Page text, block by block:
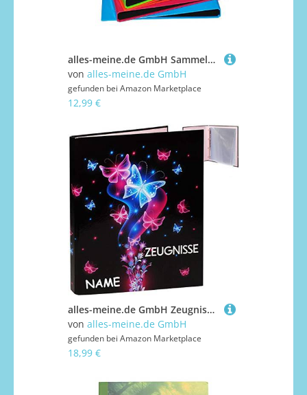
alles-meine.de GmbH Sammelordner/Ringbuch Zeugnisse incl. Namen - BLAU A4 für Dokumente/Zeugnis/Zeugnisheft/Zeugnismappe/Zeugnisordner/Dokumentenmappe - Ordner Ri..
von alles-meine.de GmbH
gefunden bei Amazon Marketplace
12,99 €
alles-meine.de GmbH Zeugnismappe/Ringbuch/Zeugnisringbuch - Zeugnisse Schmetterlinge & Blumen - inkl. Name - Erweiterbar für Einsteckseiten + Einlagen - A 4 - Dokumentenmap..
von alles-meine.de GmbH
gefunden bei Amazon Marketplace
18,99 €